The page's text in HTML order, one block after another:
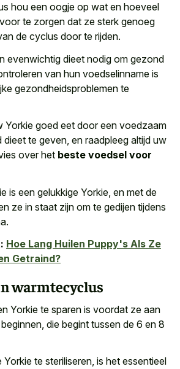
hou een oogje op wat en hoeveel
te zorgen dat ze sterk genoeg
de cyclus door te rijden.
evenwichtig dieet nodig om gezond
van hun voedselinname is
gezondheidsproblemen te
Yorkie goed eet door een voedzaam
dieet te geven, en raadpleeg altijd uw
over het beste voedsel voor
is een gelukkige Yorkie, en met de
ze in staat zijn om te gedijen tijdens
Hoe Lang Huilen Puppy's Als Ze
Getraind?
warmtecyclus
Yorkie te sparen is voordat ze aan
die begint tussen de 6 en 8
te steriliseren, is het essentieel